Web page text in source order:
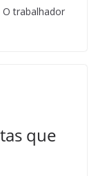
trabalhador
que